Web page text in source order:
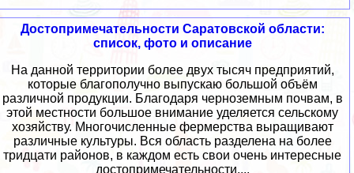
Достопримечательности Саратовской области:
список, фото и описание
На данной территории более двух тысяч предприятий,
которые благополучно выпускаю большой объём
различной продукции. Благодаря черноземным почвам, в
этой местности большое внимание уделяется сельскому
хозяйству. Многочисленные фермерства выращивают
различные культуры. Вся область разделена на более
тридцати районов, в каждом есть свои очень интересные
достопримечательности....